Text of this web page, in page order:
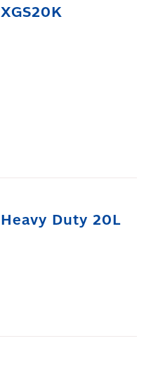
XGS20K
Heavy Duty 20L